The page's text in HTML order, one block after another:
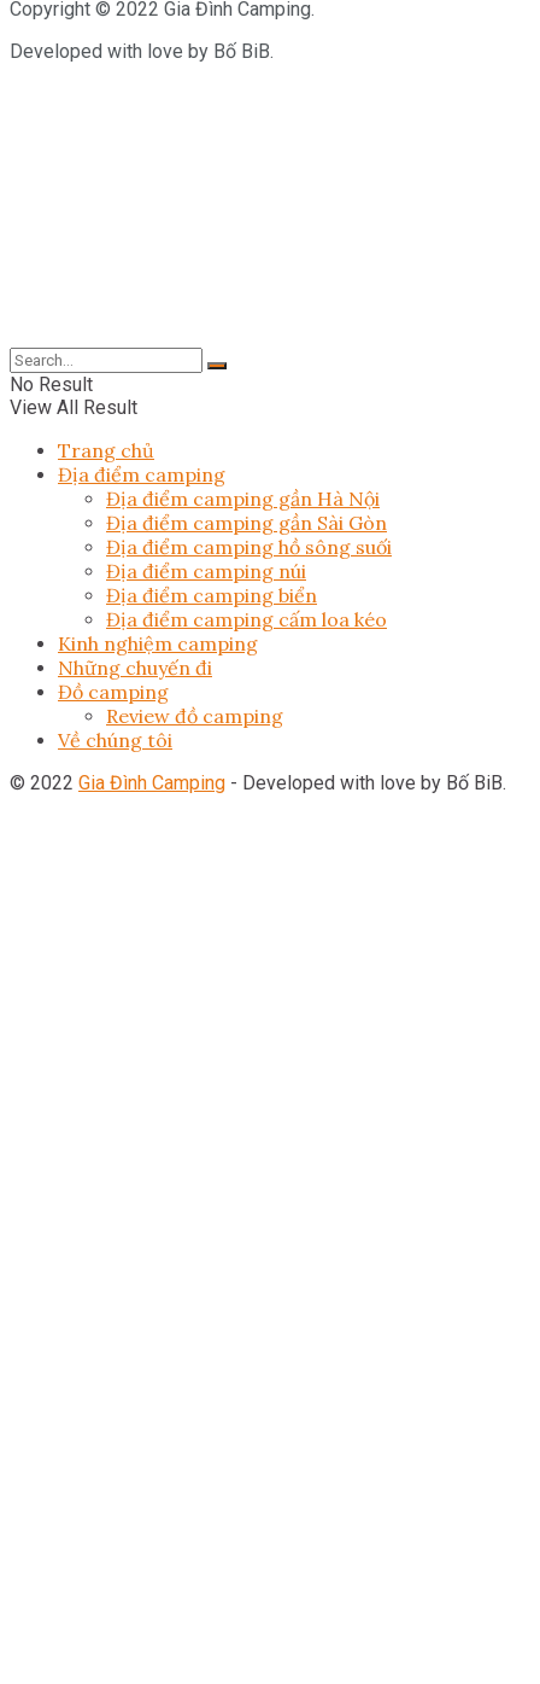
Copyright © 2022 Gia Đình Camping.
Developed with love by Bố BiB.
No Result
View All Result
Trang chủ
Địa điểm camping
Địa điểm camping gần Hà Nội
Địa điểm camping gần Sài Gòn
Địa điểm camping hồ sông suối
Địa điểm camping núi
Địa điểm camping biển
Địa điểm camping cấm loa kéo
Kinh nghiệm camping
Những chuyến đi
Đồ camping
Review đồ camping
Về chúng tôi
© 2022 Gia Đình Camping - Developed with love by Bố BiB.